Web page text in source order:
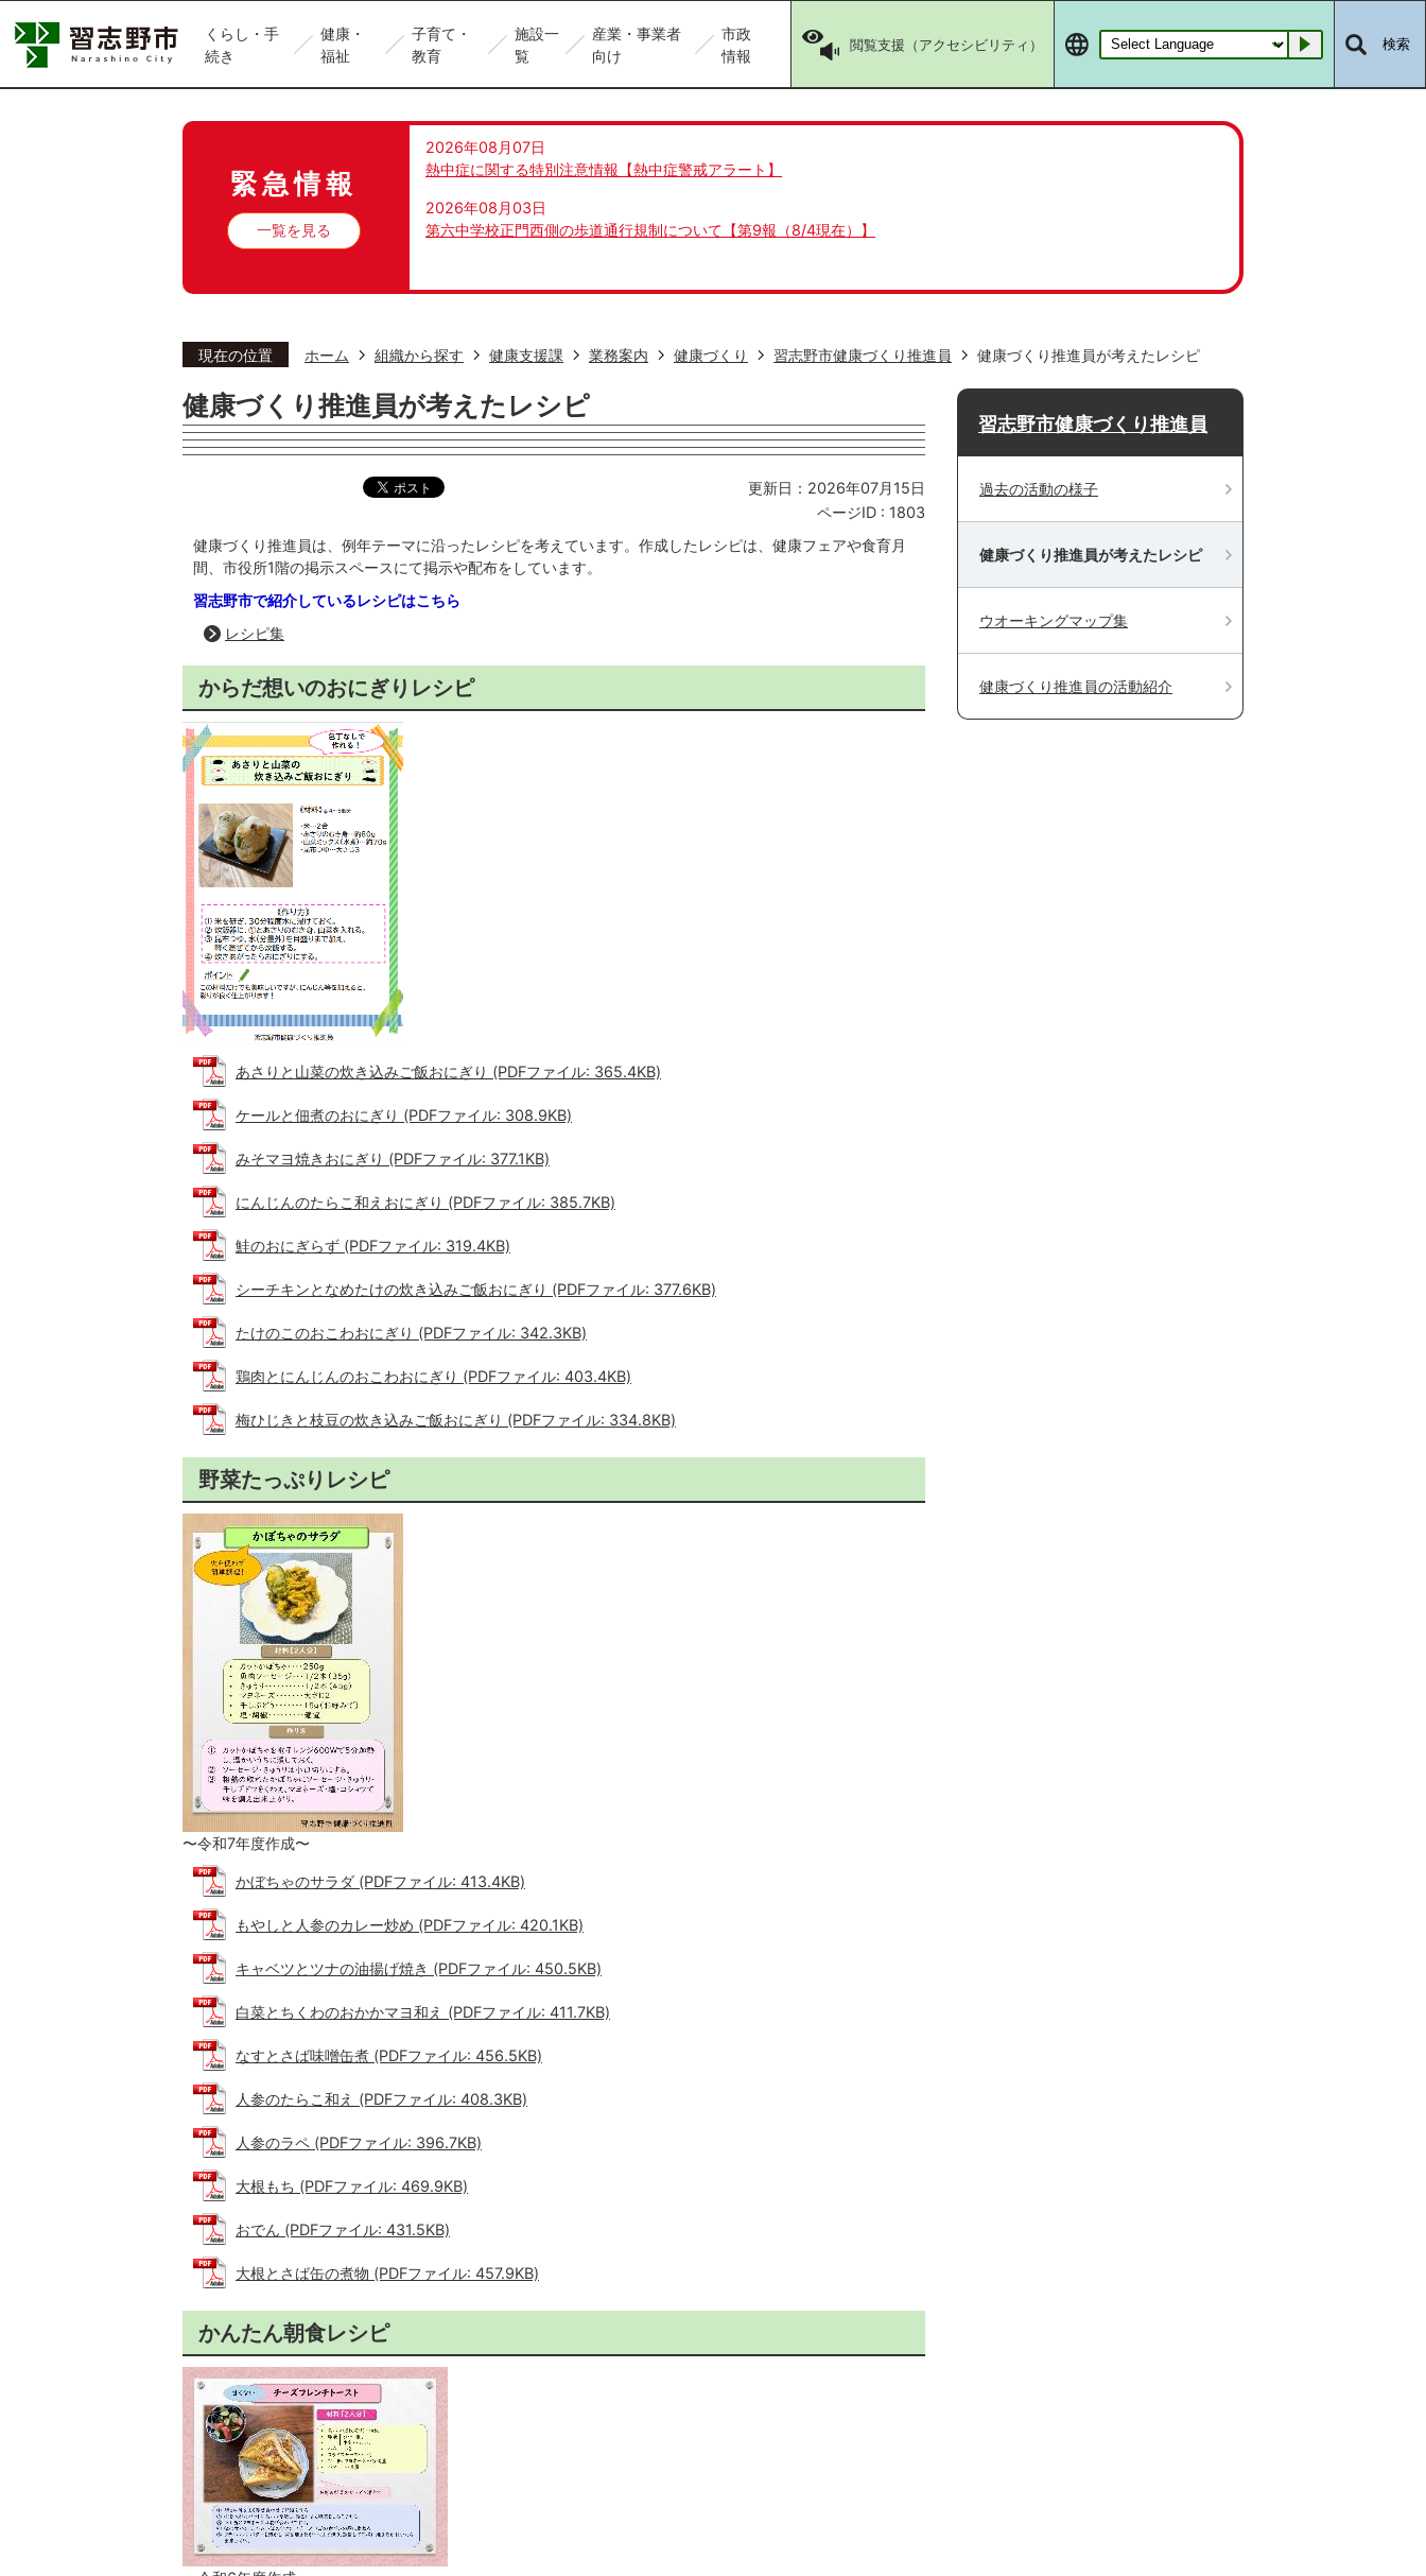
くらし・手
続き
健康・
福祉
子育て・
教育
施設一
覧
産業・事業者
向け
市政
情報
閲覧支援（アクセシビリティ） Go 検索
緊急情報
一覧を見る
2026年08月07日
熱中症に関する特別注意情報【熱中症警戒アラート】
2026年08月03日
第六中学校正門西側の歩道通行規制について【第9報（8/4現在）】
現在の位置 ホーム 組織から探す 健康支援課 業務案内 健康づくり 習志野市健康づくり推進員 健康づくり推進員が考えたレシピ
健康づくり推進員が考えたレシピ
更新日：2026年07月15日
ページID : 1803
健康づくり推進員は、例年テーマに沿ったレシピを考えています。作成したレシピは、健康フェアや食育月
間、市役所1階の掲示スペースにて掲示や配布をしています。
習志野市で紹介しているレシピはこちら
レシピ集
からだ想いのおにぎりレシピ
あさりと山菜の炊き込みご飯おにぎり (PDFファイル: 365.4KB)
ケールと佃煮のおにぎり (PDFファイル: 308.9KB)
みそマヨ焼きおにぎり (PDFファイル: 377.1KB)
にんじんのたらこ和えおにぎり (PDFファイル: 385.7KB)
鮭のおにぎらず (PDFファイル: 319.4KB)
シーチキンとなめたけの炊き込みご飯おにぎり (PDFファイル: 377.6KB)
たけのこのおこわおにぎり (PDFファイル: 342.3KB)
鶏肉とにんじんのおこわおにぎり (PDFファイル: 403.4KB)
梅ひじきと枝豆の炊き込みご飯おにぎり (PDFファイル: 334.8KB)
野菜たっぷりレシピ
〜令和7年度作成〜
かぼちゃのサラダ (PDFファイル: 413.4KB)
もやしと人参のカレー炒め (PDFファイル: 420.1KB)
キャベツとツナの油揚げ焼き (PDFファイル: 450.5KB)
白菜とちくわのおかかマヨ和え (PDFファイル: 411.7KB)
なすとさば味噌缶煮 (PDFファイル: 456.5KB)
人参のたらこ和え (PDFファイル: 408.3KB)
人参のラペ (PDFファイル: 396.7KB)
大根もち (PDFファイル: 469.9KB)
おでん (PDFファイル: 431.5KB)
大根とさば缶の煮物 (PDFファイル: 457.9KB)
かんたん朝食レシピ
習志野市健康づくり推進員
過去の活動の様子
健康づくり推進員が考えたレシピ
ウオーキングマップ集
健康づくり推進員の活動紹介